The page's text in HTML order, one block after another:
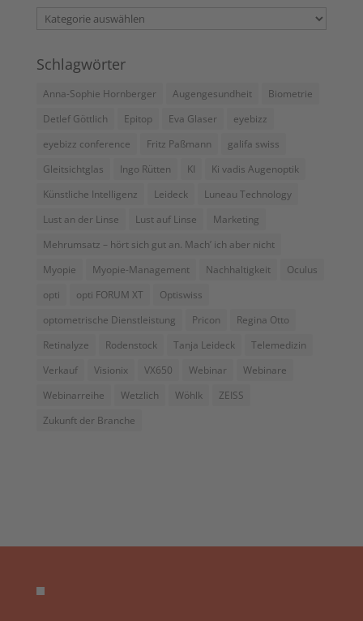
Kategorien
Schlagwörter
Anna-Sophie Hornberger Augengesundheit
Biometrie
Detlef Göttlich
Epitop Eva Glaser
eyebizz
eyebizz conference
Fritz Paßmann
galifa swiss
Gleitsichtglas
Ingo Rütten KI
Ki vadis Augenoptik
Künstliche Intelligenz
Leideck
Luneau Technology
Lust an der Linse
Lust auf Linse
Marketing
Mehrumsatz – hört sich gut an. Mach’ ich aber nicht
Myopie
Myopie-Management Nachhaltigkeit
Oculus
opti
opti FORUM XT
Optiswiss
optometrische Dienstleistung
Pricon
Regina Otto
Retinalyze
Rodenstock Tanja Leideck
Telemedizin
Verkauf
Visionix VX650 Webinar
Webinare
Webinarreihe
Wetzlich Wöhlk
ZEISS
Zukunft der Branche